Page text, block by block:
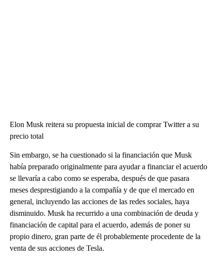
Elon Musk reitera su propuesta inicial de comprar Twitter a su
precio total
Sin embargo, se ha cuestionado si la financiación que Musk
había preparado originalmente para ayudar a financiar el acuerdo
se llevaría a cabo como se esperaba, después de que pasara
meses desprestigiando a la compañía y de que el mercado en
general, incluyendo las acciones de las redes sociales, haya
disminuido. Musk ha recurrido a una combinación de deuda y
financiación de capital para el acuerdo, además de poner su
propio dinero, gran parte de él probablemente procedente de la
venta de sus acciones de Tesla.